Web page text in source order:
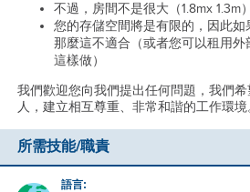
不過，房間不是很大（1.8mx 1.3m
您的存儲空間將是有限的，因此如
那麼這不適合（或者您可以租用
這樣做）
我們歡迎您向我們提出任何問題，我們
人，建立相互尊重、非常和諧的工作環境
所需技能/職責
語言: